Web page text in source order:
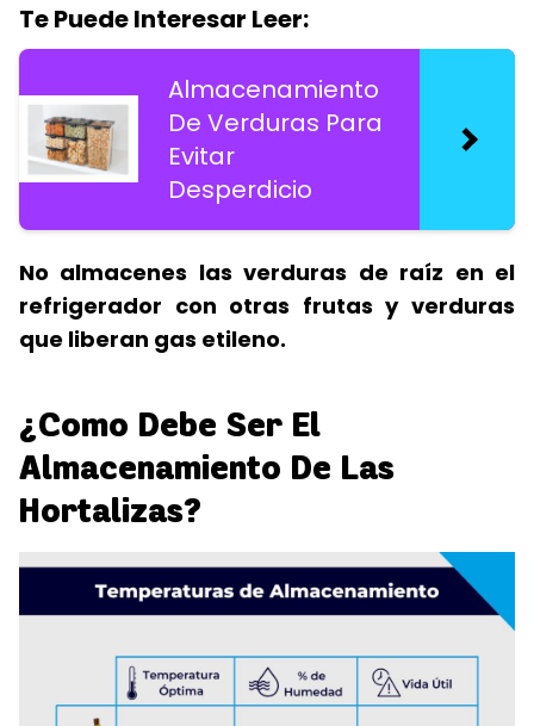
Te Puede Interesar Leer:
Almacenamiento
De Verduras Para
Evitar
Desperdicio
No almacenes las verduras de raíz en el
refrigerador con otras frutas y verduras
que liberan gas etileno.
¿Como Debe Ser El
Almacenamiento De Las
Hortalizas?